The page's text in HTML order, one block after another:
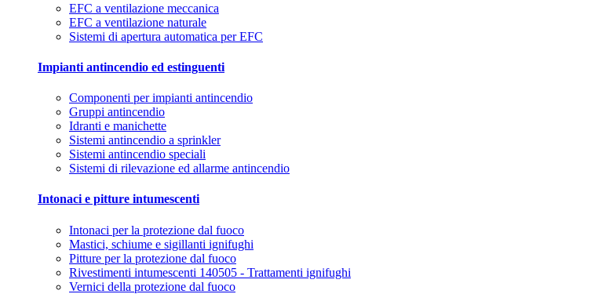
EFC a ventilazione meccanica
EFC a ventilazione naturale
Sistemi di apertura automatica per EFC
Impianti antincendio ed estinguenti
Componenti per impianti antincendio
Gruppi antincendio
Idranti e manichette
Sistemi antincendio a sprinkler
Sistemi antincendio speciali
Sistemi di rilevazione ed allarme antincendio
Intonaci e pitture intumescenti
Intonaci per la protezione dal fuoco
Mastici, schiume e sigillanti ignifughi
Pitture per la protezione dal fuoco
Rivestimenti intumescenti 140505 - Trattamenti ignifughi
Vernici della protezione dal fuoco